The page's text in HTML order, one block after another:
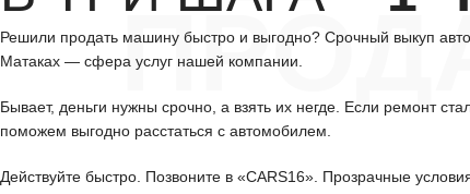
Решили продать машину быстро и выгодно? Срочный выкуп
Матаках — сфера услуг нашей компании.
Бывает, деньги нужны срочно, а взять их негде. Если ремонт
поможем выгодно расстаться с автомобилем.
Действуйте быстро. Позвоните в «CARS16». Прозрачные